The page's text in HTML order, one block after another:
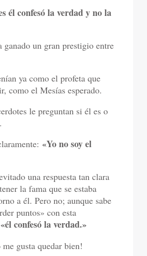
él confesó la verdad y no la
ganado un gran prestigio entre
ya como el profeta que
como el Mesías esperado.
le preguntan si él es o
«Yo no soy el
una respuesta tan clara
la fama que se estaba
a él. Pero no; aunque sabe
puntos» con esta
«él confesó la verdad.»
me gusta quedar bien!